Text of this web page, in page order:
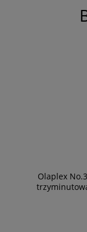
Olaplex